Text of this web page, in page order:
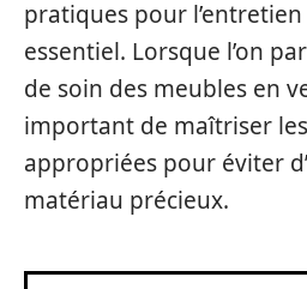
pratiques pour l’entretien
essentiel. Lorsque l’on
de soin des meubles en
important de maîtriser
appropriées pour éviter
matériau précieux.